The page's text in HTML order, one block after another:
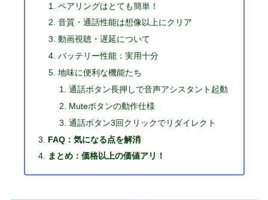
ペアリングはとても簡単！
音質・通話性能は想像以上にクリア
動画視聴・遅延について
バッテリー性能：実用十分
地味に便利な機能たち
通話ボタン長押しで音声アシスタント起動
Muteボタンの動作仕様
通話ボタン3回クリックでリダイレクト
FAQ：気になる点を解消
まとめ：価格以上の価値アリ！